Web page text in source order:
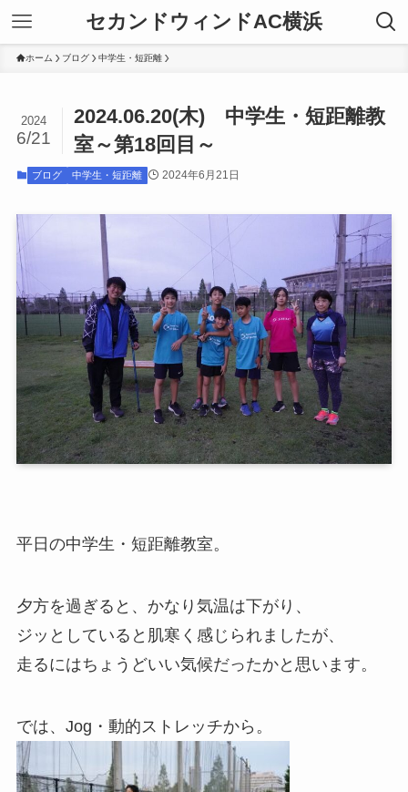
セカンドウィンドAC横浜
ホーム ブログ 中学生・短距離
2024.06.20(木) 中学生・短距離教
室～第18回目～
2024
6/21
ブログ 中学生・短距離 2024年6月21日
平日の中学生・短距離教室。
夕方を過ぎると、かなり気温は下がり、
ジッとしていると肌寒く感じられましたが、
走るにはちょうどいい気候だったかと思います。
では、Jog・動的ストレッチから。